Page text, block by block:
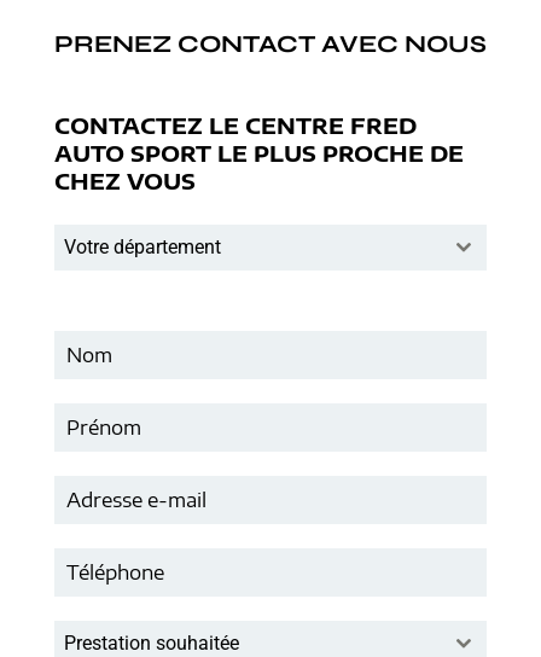
PRENEZ CONTACT AVEC NOUS
CONTACTEZ LE CENTRE FRED
AUTO SPORT LE PLUS PROCHE DE
CHEZ VOUS
Votre département
Prestation souhaitée